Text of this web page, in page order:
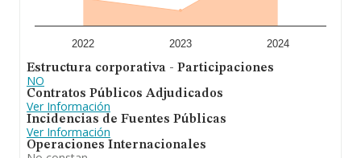
venta, construcción y promoción de locales
comerciales, naves industriales y viviendas. b.
industriales y viviendas. c. arrendamiento de vehículos
automóviles, embarcaciones y otros medios de
transporte. d. fabricación, diseño, montaje, coloc. En
cuanto a la posición en el ranking de la provincia de
Lugo, la empresa ha perdido posiciones frente al 2023.
2022 2023 2024
Estructura corporativa - Participaciones
NO
Contratos Públicos Adjudicados
Ver Información
Incidencias de Fuentes Públicas
Ver Información
Operaciones Internacionales